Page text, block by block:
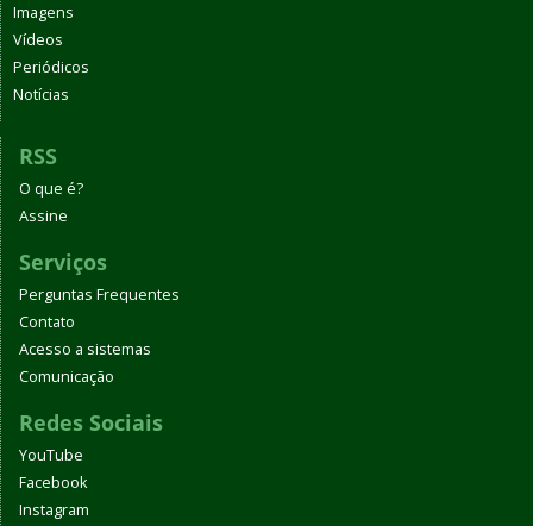
Imagens
Vídeos
Periódicos
Notícias
RSS
O que é?
Assine
Serviços
Perguntas Frequentes
Contato
Acesso a sistemas
Comunicação
Redes Sociais
YouTube
Facebook
Instagram